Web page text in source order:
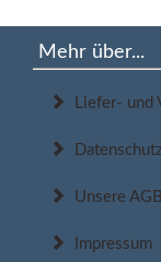
Mehr über...
Liefer- und
Datenschutz
Unsere AGB
Impressum